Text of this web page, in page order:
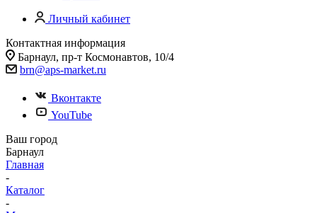
Личный кабинет
Контактная информация
Барнаул, пр-т Космонавтов, 10/4
brn@aps-market.ru
Вконтакте
YouTube
Ваш город
Барнаул
Главная
-
Каталог
-